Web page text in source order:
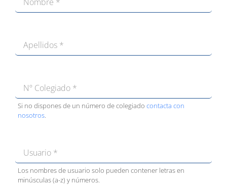
Si no dispones de un número de colegiado contacta con
nosotros.
Los nombres de usuario solo pueden contener letras en
minúsculas (a-z) y números.